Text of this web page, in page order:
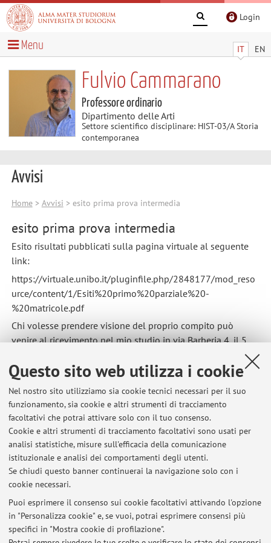
Questo sito web utilizza i cookie
Nel nostro sito utilizziamo sia cookie tecnici necessari per il suo
funzionamento, sia cookie e altri strumenti di tracciamento
facoltativi che potrai attivare solo con il tuo consenso.
Cookie e altri strumenti di tracciamento facoltativi sono usati per
analisi statistiche, misure sull'efficacia della comunicazione
istituzionale e analisi dei comportamenti degli utenti.
Se chiudi questo banner continuerai la navigazione solo con i
cookie necessari.
Puoi esprimere il consenso sui cookie facoltativi attivando l'opzione
in "Personalizza cookie" e, se vuoi, potrai esprimere consensi più
specifici in "Mostra cookie di profilazione".
Login
IT EN
Menu
Fulvio Cammarano
Professore ordinario
Dipartimento delle Arti
Settore scientifico disciplinare: HIST-03/A Storia
contemporanea
Avvisi
Home> Avvisi > esito prima prova intermedia
esito prima prova intermedia
Esito risultati pubblicati sulla pagina virtuale al seguente
link:
https://virtuale.unibo.it/pluginfile.php/2848177/mod_reso
urce/content/1/Esiti%20primo%20parziale%20-
%20matricole.pdf
Chi volesse prendere visione del proprio compito può
venire al ricevimento nel mio studio in via Barberia 4, il 5
Pubblicato il: 29 ottobre 2025
Ultimi avvisi
esito seconda prova intermedia
Pubblicato il: 15 dicembre 2025
esito prima prova intermedia
Pubblicato il: 29 ottobre 2025